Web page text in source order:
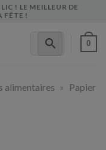
! LE MEILLEUR DE
FÊTE !
0
alimentaires »
Papier